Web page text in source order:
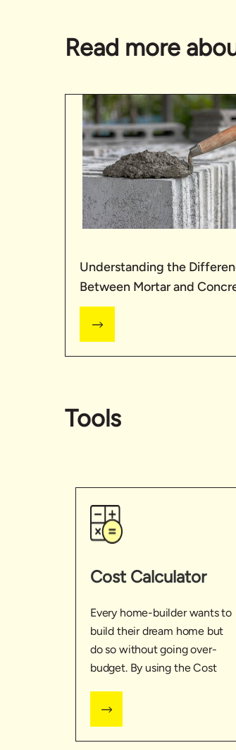
Read more
Understanding the
Between Mortar and
UltraTech Cement
Tools
Cost Calculator
Every home-builder wants to
build their dream home but
do so without going over-
budget. By using the Cost
idea of where and how much